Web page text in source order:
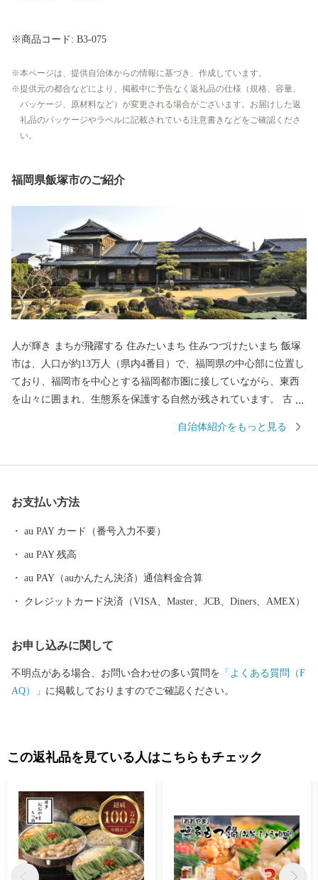
※商品コード: B3-075
本ページは、提供自治体からの情報に基づき、作成しています。
提供元の都合などにより、掲載中に予告なく返礼品の仕様（規格、容量、
パッケージ、原材料など）が変更される場合がございます。お届けした返
礼品のパッケージやラベルに記載されている注意書きなどをご確認くださ
い。
福岡県飯塚市のご紹介
人が輝き まちが飛躍する 住みたいまち 住みつづけたいまち 飯塚
市は、人口が約13万人（県内4番目）で、福岡県の中心部に位置し
ており、福岡市を中心とする福岡都市圏に接していながら、東西
を山々に囲まれ、生態系を保護する自然が残されています。 古く
遷を背景に、福岡県央地域の中心都市であるとともに、市内に3つ
伝右衛門邸」をはじめ、市内に点在する「嘉穂劇場」、「旧長崎
街道内野宿」などの歴史的遺産を活用した観光ルートの整備にも
藤傳右エ門氏庭園）は、平成23年9月に国の名勝として指定されて
おり、邸宅、庭園の公開のほか、雛のまつりに合わせた人形展を
はじめ、季節に合わせた企画展などを開催していますので、ぜひ
頑張っています。応援よろしくお願いします！！
自治体紹介をもっと見る
お支払い方法
au PAY カード（番号入力不要）
au PAY 残高
au PAY（auかんたん決済）通信料金合算
クレジットカード決済（VISA、Master、JCB、Diners、AMEX）
お申し込みに関して
不明点がある場合、お問い合わせの多い質問を 「よくある質問（F
AQ）」 に掲載しておりますのでご確認ください。
この返礼品を見ている人はこちらもチェック